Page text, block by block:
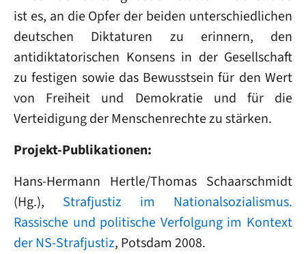
ist es, an die Opfer der beiden unterschiedlichen
deutschen Diktaturen zu erinnern, den
antidiktatorischen Konsens in der Gesellschaft
zu festigen sowie das Bewusstsein für den Wert
von Freiheit und Demokratie und für die
Verteidigung der Menschenrechte zu stärken.
Projekt-Publikationen:
Hans-Hermann Hertle/Thomas Schaarschmidt
(Hg.), Strafjustiz im Nationalsozialismus.
Rassische und politische Verfolgung im Kontext
der NS-Strafjustiz, Potsdam 2008.